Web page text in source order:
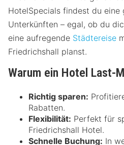
HotelSpecials findest du eine
Unterkünften – egal, ob du
eine aufregende Städtereise
Friedrichshall planst.
Warum ein Hotel Last-
Richtig sparen:
Rabatten.
Flexibilität: Perfekt für
Friedrichshall Hotel.
Schnelle Buchung: In